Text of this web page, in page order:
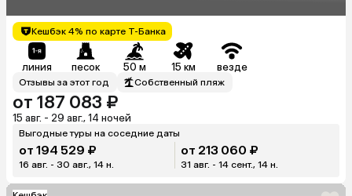
Кешбэк 4% по карте Т-Банка
линия песок 50 м 15 км везде
Отзывы за этот год Собственный пляж
от 187 083 ₽
15 авг. - 29 авг., 14 ночей
Выгодные туры на соседние даты
от 194 529 ₽
16 авг. - 30 авг., 14 н.
от 213 060 ₽
31 авг. - 14 сент., 14 н.